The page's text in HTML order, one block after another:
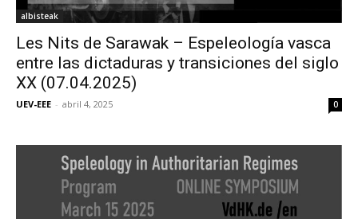
albisteak
Les Nits de Sarawak – Espeleología vasca
entre las dictaduras y transiciones del siglo
XX (07.04.2025)
UEV-EEE - abril 4, 2025 0